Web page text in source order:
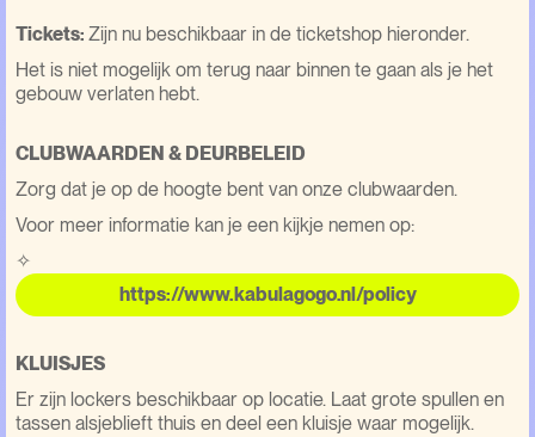
Tickets:Zijn nu beschikbaar in de ticketshop hieronder.
Het is niet mogelijk om terug naar binnen te gaan als je het
gebouw verlaten hebt.
CLUBWAARDEN & DEURBELEID
Zorg dat je op de hoogte bent van onze clubwaarden.
Voor meer informatie kan je een kijkje nemen op:
✧
https://www.kabulagogo.nl/policy
KLUISJES
Er zijn lockers beschikbaar op locatie. Laat grote spullen en
tassen alsjeblieft thuis en deel een kluisje waar mogelijk.